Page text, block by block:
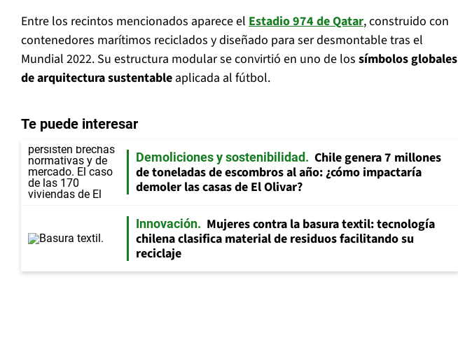
Entre los recintos mencionados aparece el Estadio 974 de Qatar, construido con
contenedores marítimos reciclados y diseñado para ser desmontable tras el
Mundial 2022. Su estructura modular se convirtió en uno de los símbolos globales
de arquitectura sustentable aplicada al fútbol.
Te puede interesar
Demoliciones y sostenibilidad
Chile genera 7 millones
de toneladas de escombros al año: ¿cómo impactaría
demoler las casas de El Olivar?
Innovación
Mujeres contra la basura textil: tecnología
chilena clasifica material de residuos facilitando su
reciclaje